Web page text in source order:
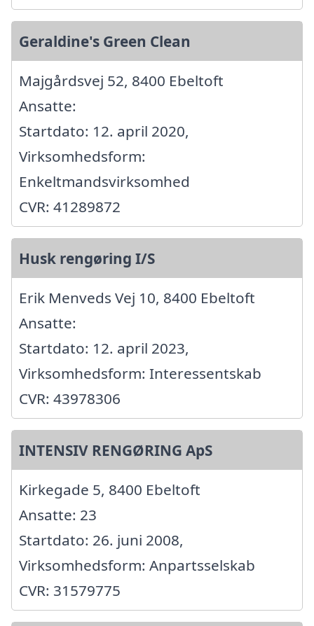
Geraldine's Green Clean
Majgårdsvej 52, 8400 Ebeltoft
Ansatte:
Startdato: 12. april 2020,
Virksomhedsform:
Enkeltmandsvirksomhed
CVR: 41289872
Husk rengøring I/S
Erik Menveds Vej 10, 8400 Ebeltoft
Ansatte:
Startdato: 12. april 2023,
Virksomhedsform: Interessentskab
CVR: 43978306
INTENSIV RENGØRING ApS
Kirkegade 5, 8400 Ebeltoft
Ansatte: 23
Startdato: 26. juni 2008,
Virksomhedsform: Anpartsselskab
CVR: 31579775